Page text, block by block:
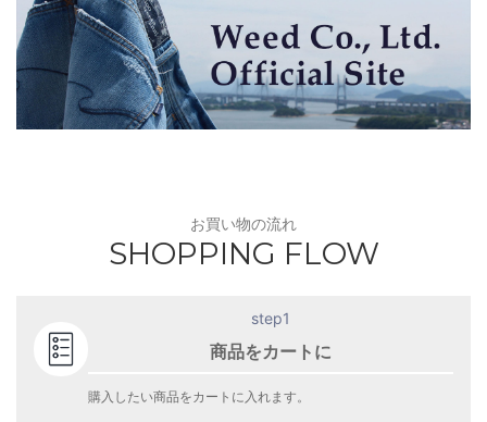
お買い物の流れ
SHOPPING FLOW
step1
商品をカートに
購入したい商品をカートに入れます。